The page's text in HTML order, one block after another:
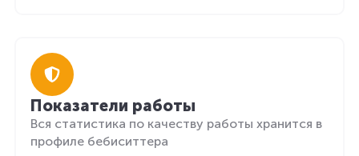
Показатели работы
Вся статистика по качеству работы хранится в
профиле бебиситтера